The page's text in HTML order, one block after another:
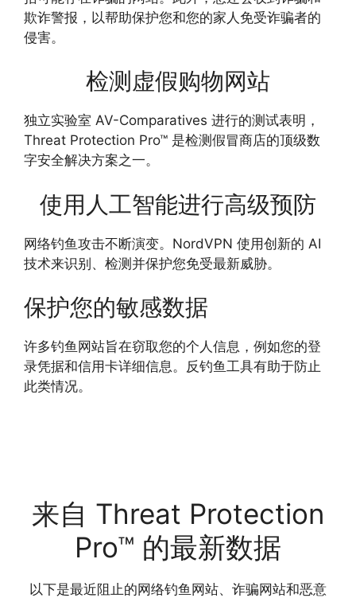
欺诈警报，以帮助保护您和您的家人免受诈骗者的
侵害。
检测虚假购物网站
独立实验室 AV-Comparatives 进行的测试表明，
Threat Protection Pro™ 是检测假冒商店的顶级数
字安全解决方案之一。
使用人工智能进行高级预防
网络钓鱼攻击不断演变。NordVPN 使用创新的 AI
技术来识别、检测并保护您免受最新威胁。
保护您的敏感数据
许多钓鱼网站旨在窃取您的个人信息，例如您的登
录凭据和信用卡详细信息。反钓鱼工具有助于防止
此类情况。
来自 Threat Protection
Pro™ 的最新数据
以下是最近阻止的网络钓鱼网站、诈骗网站和恶意